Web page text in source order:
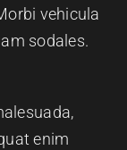
A RCP
CONTACTOS
vehicula
sodales.
enim